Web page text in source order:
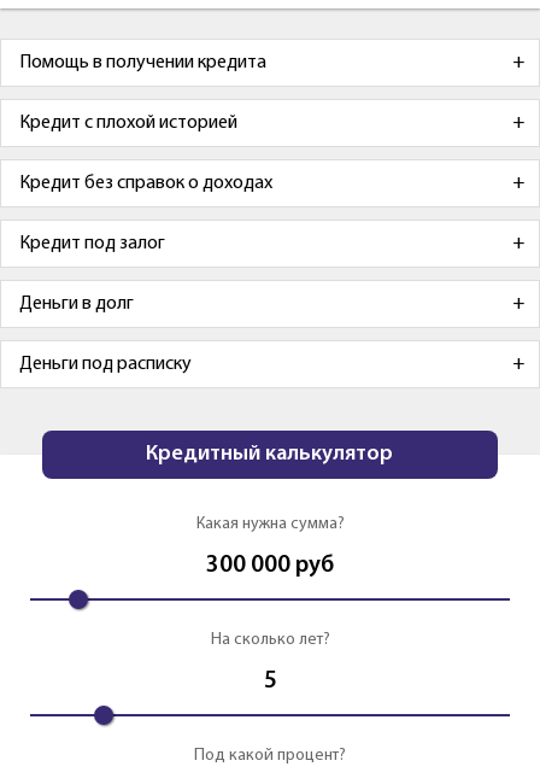
Помощь в получении кредита
Кредит с плохой историей
Кредит без справок о доходах
Кредит под залог
Деньги в долг
Деньги под расписку
Кредитный калькулятор
Какая нужна сумма?
300 000 руб
На сколько лет?
5
Под какой процент?